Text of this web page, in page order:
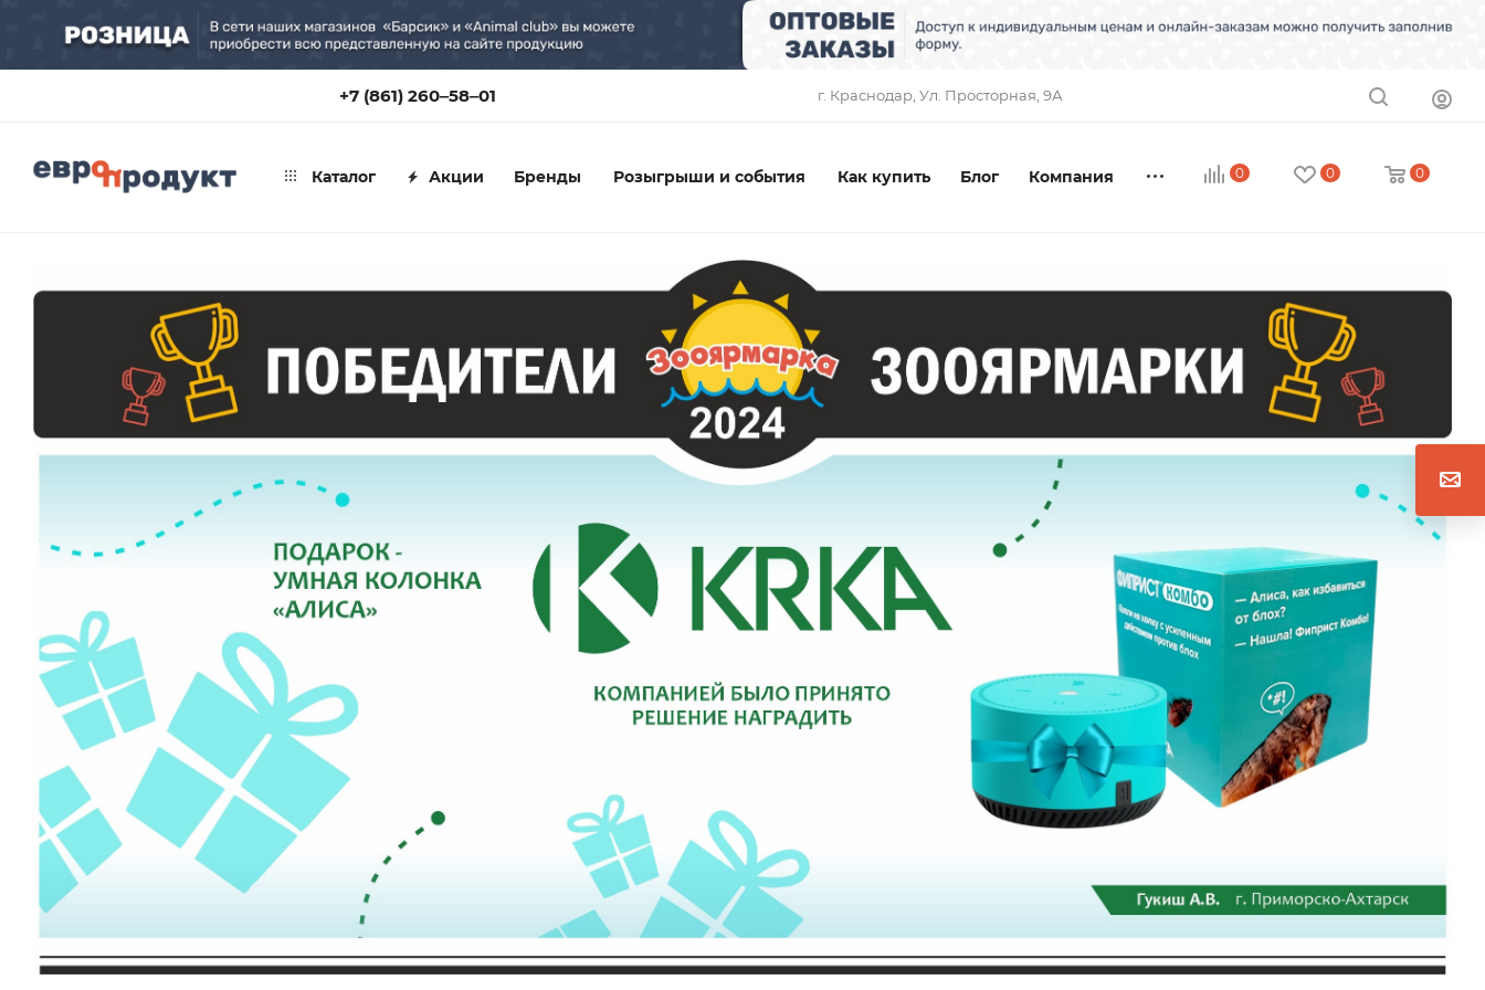
+7 (861) 260‒58‒01 г. Краснодар, ​Ул. Просторная, 9А
0 0 0
Каталог Акции Бренды Розыгрыши и события Как купить Блог Компания